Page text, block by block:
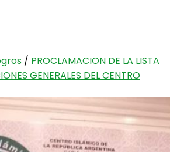
/ PROCLAMACION DE LA LISTA
GENERALES DEL CENTRO